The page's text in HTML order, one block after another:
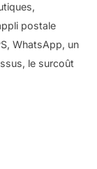
postale
WhatsApp, un
le surcoût